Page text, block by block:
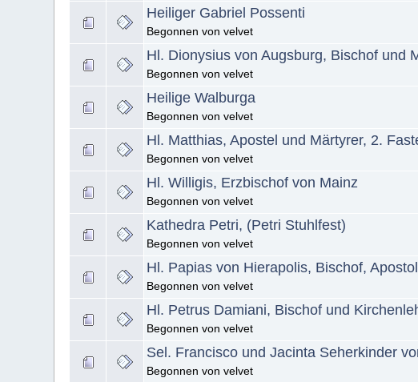
Heiliger Gabriel Possenti
Begonnen von velvet
Hl. Dionysius von Augsburg, Bischof und
Begonnen von velvet
Heilige Walburga
Begonnen von velvet
Hl. Matthias, Apostel und Märtyrer, 2.
Begonnen von velvet
Hl. Willigis, Erzbischof von Mainz
Begonnen von velvet
Kathedra Petri, (Petri Stuhlfest)
Begonnen von velvet
Hl. Papias von Hierapolis, Bischof,
Begonnen von velvet
Hl. Petrus Damiani, Bischof und
Begonnen von velvet
Sel. Francisco und Jacinta Seherkinder
Begonnen von velvet